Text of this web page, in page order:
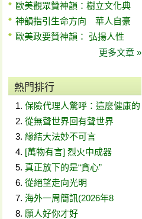
歐美觀眾贊神韻：樹立文化典
神韻指引生命方向 華人自豪
歐美政要贊神韻： 弘揚人性
更多文章 »
熱門排行
保險代理人驚呼：這麼健康的
從無聲世界回有聲世界
緣結大法妙不可言
[萬物有言] 烈火中成器
真正放下的是“貪心”
從絕望走向光明
海外一周簡訊(2026年8
願人好你才好